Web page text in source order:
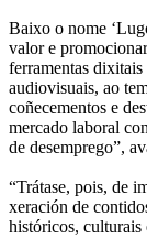
Baixo o nome
valor e
ferramentas
audiovisuais, ao
coñecementos e
mercado laboral
de desemprego”,
“Trátase, pois, de
xeración de
históricos, culturais